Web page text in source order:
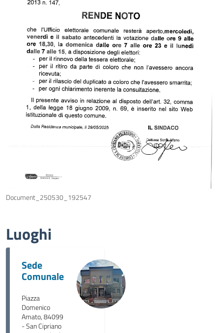
Document_250530_192547
Luoghi
Sede
Comunale
Piazza
Domenico
Amato, 84099
- San Cipriano